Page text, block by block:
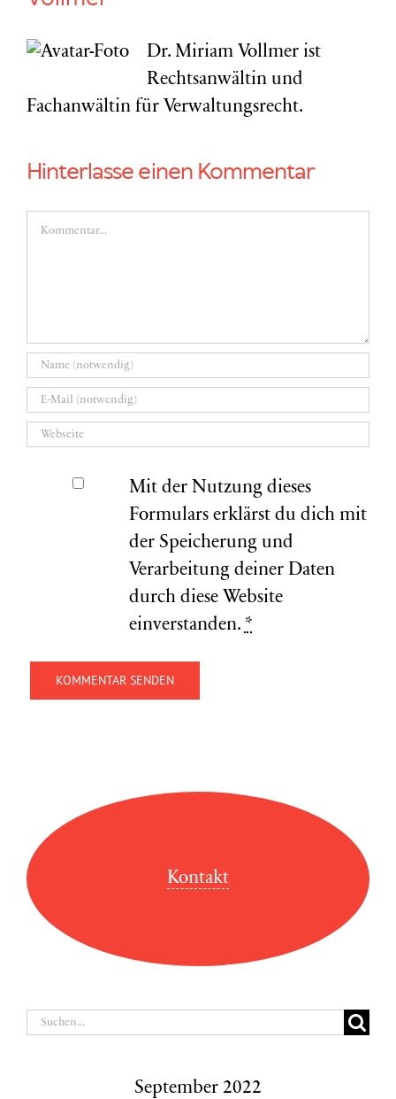
Dr. Miriam Vollmer ist
Rechtsanwältin und
Fachanwältin für Verwaltungsrecht.
Hinterlasse einen Kommentar
Kommentar
Mit der Nutzung dieses
Formulars erklärst du dich mit
der Speicherung und
Verarbeitung deiner Daten
durch diese Website
einverstanden. *
Kontakt
Suche
September 2022